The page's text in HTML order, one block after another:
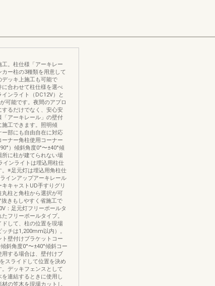
。柱仕様「アーキレー
ー柱の3種類を用意して
デッキ上施工も可能で
合わせて柱仕様を選べ
ンライト（DC12V）と
可能です。夜間のアプロ
るだけでなく、安心安
アーキレール」の壁付
工できます。照明傾
部にも自由自在に対応
ナー角柱使用コーナー
）傾斜角度0°〜±40°傾
に柱が建てられない場
インライトは埋込用柱仕
※足元灯は埋込用角柱仕
インアップアーキレール
キャストUD手すりグリ
丸柱と角柱から選択が可
きもしやすく省施工で
：足元灯フリーポールタ
フリーポールタイプ。
して、柱の位置を現場
チは1,200mm以内）。
壁付けブラケットコー
斜角度0°〜±40°傾斜コー
する場合は、壁付けブ
スライドして位置を決め
デッキフェンスとして
連結するときに使用し
の笠木を現場カットし